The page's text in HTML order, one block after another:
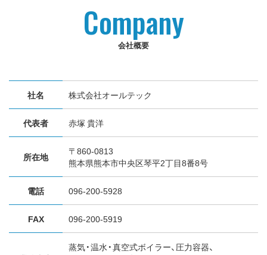
Company
会社概要
社名 株式会社オールテック
代表者 赤塚 貴洋
所在地
〒860-0813
熊本県熊本市中央区琴平2丁目8番8号
電話 096-200-5928
FAX 096-200-5919
蒸気・温水・真空式ボイラー、圧力容器、